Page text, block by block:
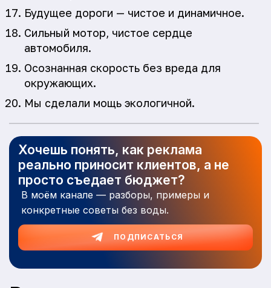
Будущее дороги — чистое и динамичное.
Сильный мотор, чистое сердце
автомобиля.
Осознанная скорость без вреда для
окружающих.
Мы сделали мощь экологичной.
Хочешь понять, как реклама
реально приносит клиентов, а не
просто съедает бюджет?
В моём канале — разборы, примеры и
конкретные советы без воды.
ПОДПИСАТЬСЯ